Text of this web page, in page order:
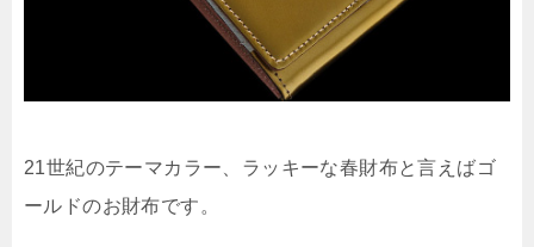
21世紀のテーマカラー、ラッキーな春財布と言えばゴ
ールドのお財布です。